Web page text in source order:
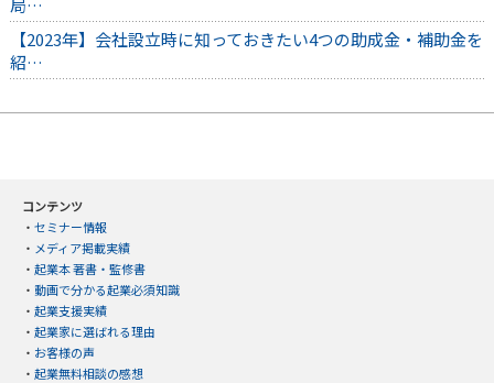
局…
【2023年】会社設立時に知っておきたい4つの助成金・補助金を
紹…
コンテンツ
・ セミナー情報
・ メディア掲載実績
・ 起業本 著書・監修書
・ 動画で分かる起業必須知識
・ 起業支援実績
・ 起業家に選ばれる理由
・ お客様の声
・ 起業無料相談の感想